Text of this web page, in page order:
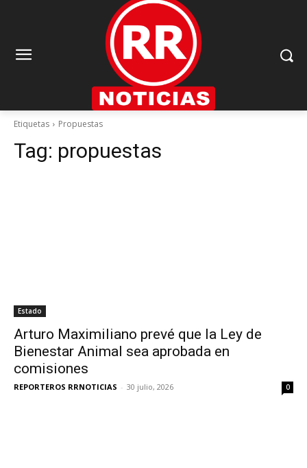
Etiquetas Propuestas
Tag: propuestas
Estado
Arturo Maximiliano prevé que la Ley de
Bienestar Animal sea aprobada en
comisiones
REPORTEROS RRNOTICIAS - 30 julio, 2026 0